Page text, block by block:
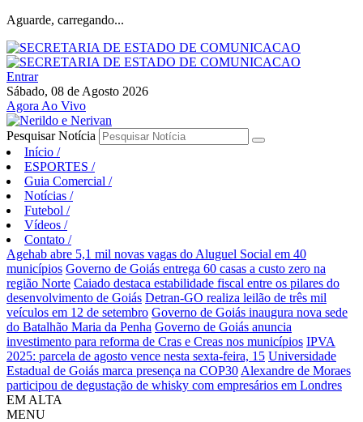
Aguarde, carregando...
Entrar
Sábado, 08 de Agosto 2026
Agora Ao Vivo
Pesquisar Notícia
Início /
ESPORTES /
Guia Comercial /
Notícias /
Futebol /
Vídeos /
Contato /
Agehab abre 5,1 mil novas vagas do Aluguel Social em 40
municípios Governo de Goiás entrega 60 casas a custo zero na
região Norte Caiado destaca estabilidade fiscal entre os pilares do
desenvolvimento de Goiás Detran-GO realiza leilão de três mil
veículos em 12 de setembro Governo de Goiás inaugura nova sede
do Batalhão Maria da Penha Governo de Goiás anuncia
investimento para reforma de Cras e Creas nos municípios IPVA
2025: parcela de agosto vence nesta sexta-feira, 15 Universidade
Estadual de Goiás marca presença na COP30 Alexandre de Moraes
participou de degustação de whisky com empresários em Londres
EM ALTA
MENU